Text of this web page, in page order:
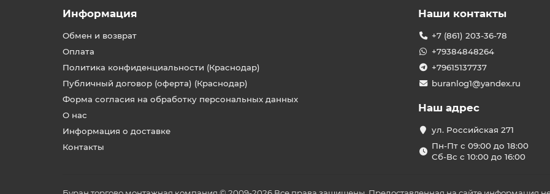
Информация
Обмен и возврат
Оплата
Политика конфиденциальности (Краснодар)
Публичный договор (оферта) (Краснодар)
Форма согласия на обработку персональных данных
О нас
Информация о доставке
Контакты
Наши контакты
+7 (861) 203-36-78
+79384848264
+79615137737
buranlog1@yandex.ru
Наш адрес
ул. Российская 271
Пн-Пт с 09:00 до 18:00
Сб-Вс с 10:00 до 16:00